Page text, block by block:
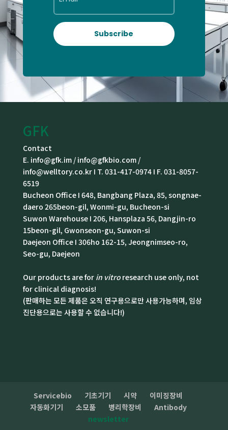
Subscribe
GFK
Contact
E. info@gfk.im / info@gfkbio.com /
info@welltory.co.kr I T. 031-417-0974 I F. 031-8057-
6519
Bucheon Office I 648, Bangbang Plaza, 85, songnae-
daero 265beon-gil, Wonmi-gu, Bucheon-si
Suwon Warehouse I 206, Hansplaza 56, Dangjin-ro
15beon-gil, Gwonseon-gu, Suwon-si
Daejeon Office I 306ho 162-15, Jeongnimseo-ro,
Seo-gu, Daejeon
Our products are for in vitroresearch use only, not
for clinical diagnosis!
(판매하는 모든 제품은 오직 연구용으로만 사용가능하며, 임상
진단용으로는 사용할 수 없습니다!)
Servicebio 기초기기 시약
이미징장비
자동화기기
소모품 병리학장비
Antibody
newsletter